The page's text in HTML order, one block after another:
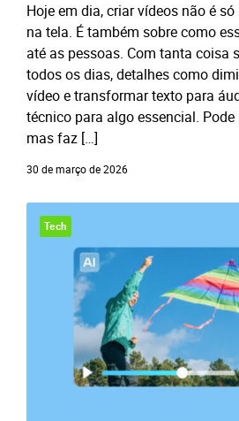
Hoje em dia, criar vídeos não é
na tela. É também sobre como
até as pessoas. Com tanta coisa
todos os dias, detalhes como
vídeo e transformar texto para
técnico para algo essencial. Pode
mas faz […]
30 de março de 2026
Tech